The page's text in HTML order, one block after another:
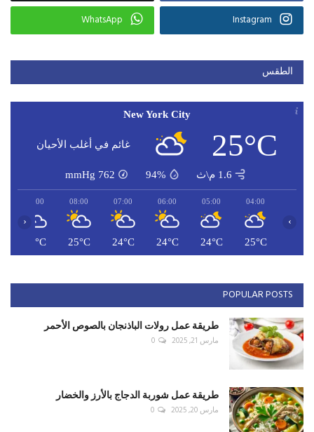
Instagram
WhatsApp
الطقس
New York City
25°C غائم في أغلب الأحيان
1.6 م\ث 94%
762
mmHg
04:00
25°C
05:00
24°C
06:00
24°C
07:00
24°C
08:00
25°C
09:00
27°C
‹ ›
POPULAR POSTS
طريقة عمل رولات الباذنجان بالصوص الأحمر
مارس 21, 2025 0
طريقة عمل شوربة الدجاج بالأرز والخضار
مارس 20, 2025 0